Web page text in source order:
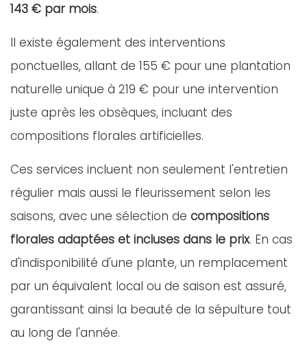
143 € par mois.
Il existe également des interventions
ponctuelles, allant de 155 € pour une plantation
naturelle unique à 219 € pour une intervention
juste après les obsèques, incluant des
compositions florales artificielles.
Ces services incluent non seulement l'entretien
régulier mais aussi le fleurissement selon les
saisons, avec une sélection de compositions
florales adaptées et incluses dans le prix. En cas
d'indisponibilité d'une plante, un remplacement
par un équivalent local ou de saison est assuré,
garantissant ainsi la beauté de la sépulture tout
au long de l'année.